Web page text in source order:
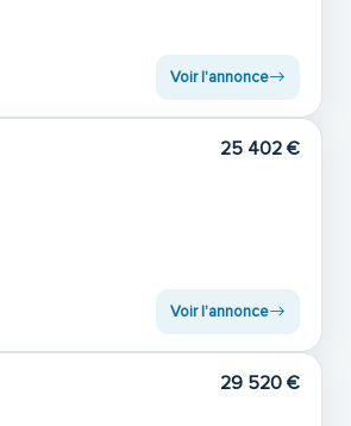
Voir l'annonce
25 402 €
Voir l'annonce
29 520 €